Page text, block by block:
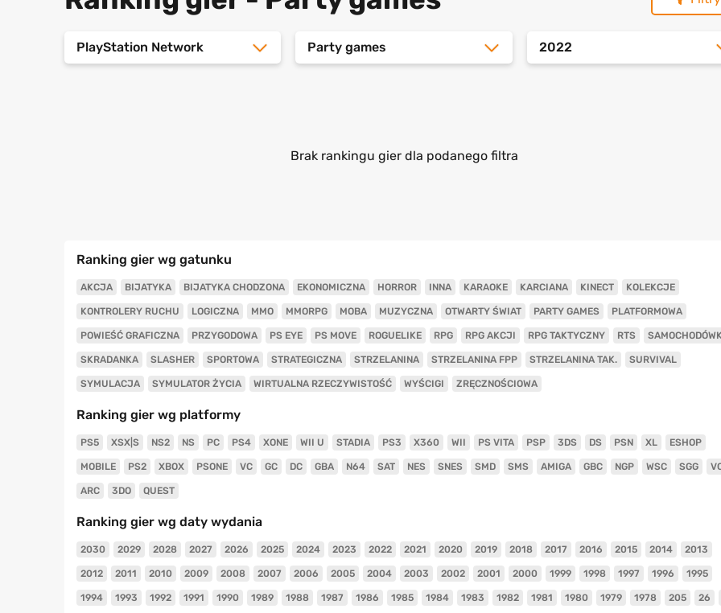
PlayStation Network Party games 2022
Brak rankingu gier dla podanego filtra
Ranking gier wg gatunku
AKCJA BIJATYKA BIJATYKA CHODZONA EKONOMICZNA HORROR INNA KARAOKE KARCIANA KINECT KOLEKCJE
KONTROLERY RUCHU LOGICZNA MMO MMORPG MOBA MUZYCZNA OTWARTY ŚWIAT PARTY GAMES PLATFORMOWA
POWIEŚĆ GRAFICZNA PRZYGODOWA PS EYE PS MOVE ROGUELIKE RPG RPG AKCJI RPG TAKTYCZNY RTS
SKRADANKA SLASHER SPORTOWA STRATEGICZNA STRZELANINA STRZELANINA FPP STRZELANINA TAK. SURVIVAL
SYMULACJA SYMULATOR ŻYCIA WIRTUALNA RZECZYWISTOŚĆ WYŚCIGI ZRĘCZNOŚCIOWA
Ranking gier wg platformy
PS5 XSX|S NS2 NS PC PS4 XONE WII U STADIA PS3 X360 WII PS VITA PSP 3DS DS PSN XL ESHOP
MOBILE PS2 XBOX PSONE VC GC DC GBA N64 SAT NES SNES SMD SMS AMIGA GBC NGP WSC SGG
ARC 3DO QUEST
Ranking gier wg daty wydania
2030 2029 2028 2027 2026 2025 2024 2023 2022 2021 2020 2019 2018 2017 2016 2015 2014 2013
2012 2011 2010 2009 2008 2007 2006 2005 2004 2003 2002 2001 2000 1999 1998 1997 1996 1995
1994 1993 1992 1991 1990 1989 1988 1987 1986 1985 1984 1983 1982 1981 1980 1979 1978 205 26